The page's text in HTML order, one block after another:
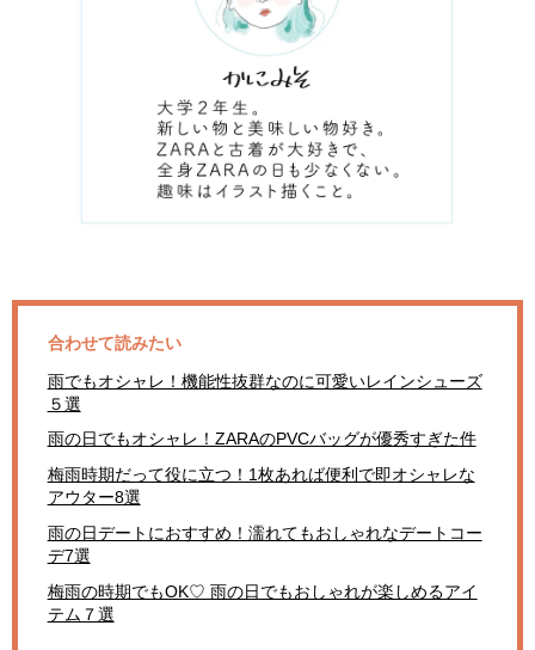
合わせて読みたい
雨でもオシャレ！機能性抜群なのに可愛いレインシューズ
５選
雨の日でもオシャレ！ZARAのPVCバッグが優秀すぎた件
梅雨時期だって役に立つ！1枚あれば便利で即オシャレな
アウター8選
雨の日デートにおすすめ！濡れてもおしゃれなデートコー
デ7選
梅雨の時期でもOK♡ 雨の日でもおしゃれが楽しめるアイ
テム７選